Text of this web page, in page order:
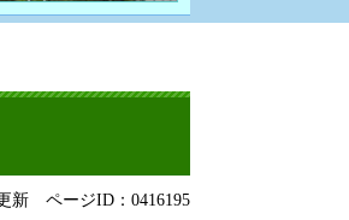
新 ページID：0416195